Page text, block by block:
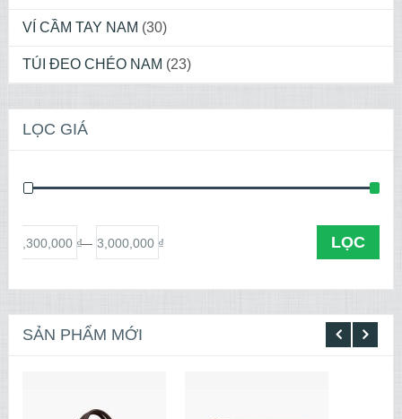
VÍ CẦM TAY NAM (30)
TÚI ĐEO CHÉO NAM (23)
LỌC GIÁ
LỌC
1,300,000 ₫— 3,000,000 ₫
SẢN PHẨM MỚI